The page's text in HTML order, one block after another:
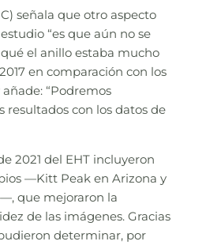
señala que otro aspecto
“es que aún no se
el anillo estaba mucho
en comparación con los
añade: “Podremos
resultados con los datos de
2021 del EHT incluyeron
—Kitt Peak en Arizona y
que mejoraron la
de las imágenes. Gracias
determinar, por